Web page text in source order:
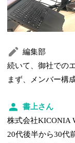
編集部
続いて、御社での
まず、メンバー構
書上さん
株式会社KICONIA
20代後半から30代